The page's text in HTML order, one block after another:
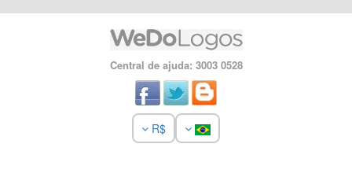
Central de ajuda: 3003 0528
R$